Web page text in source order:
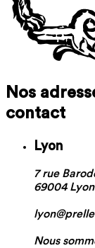
Nos
contact
Lyon
7 rue
69004 Lyon
Nous